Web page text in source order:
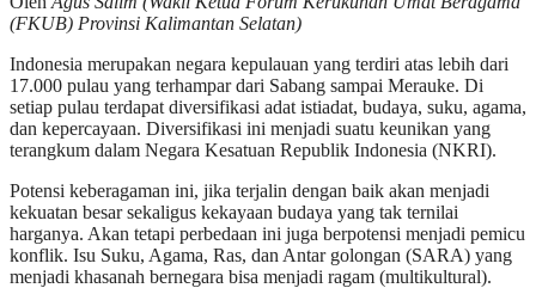
(FKUB) Provinsi Kalimantan Selatan)
Indonesia merupakan negara kepulauan yang terdiri atas lebih dari
17.000 pulau yang terhampar dari Sabang sampai Merauke. Di
setiap pulau terdapat diversifikasi adat istiadat, budaya, suku, agama,
dan kepercayaan. Diversifikasi ini menjadi suatu keunikan yang
terangkum dalam Negara Kesatuan Republik Indonesia (NKRI).
Potensi keberagaman ini, jika terjalin dengan baik akan menjadi
kekuatan besar sekaligus kekayaan budaya yang tak ternilai
harganya. Akan tetapi perbedaan ini juga berpotensi menjadi pemicu
konflik. Isu Suku, Agama, Ras, dan Antar golongan (SARA) yang
menjadi khasanah bernegara bisa menjadi ragam (multikultural).